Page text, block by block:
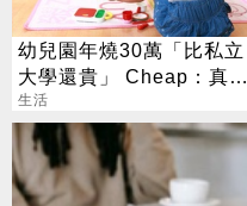
幼兒園年燒30萬「比私立
大學還貴」 Cheap：真心
敬佩願意生
生活